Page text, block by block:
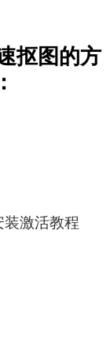
的快速抠图法，蒙版
图法。与色度键去
然后再启用工具栏中
抠图的方
装激活教程